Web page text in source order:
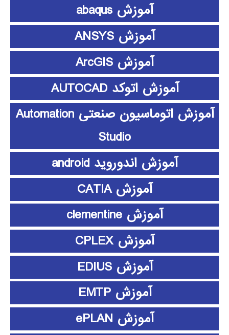
آموزش abaqus
آموزش ANSYS
آموزش ArcGIS
آموزش اتوکد AUTOCAD
آموزش اتوماسیون صنعتی Automation
Studio
آموزش اندوروید android
آموزش CATIA
آموزش clementine
آموزش CPLEX
آموزش EDIUS
آموزش EMTP
آموزش ePLAN